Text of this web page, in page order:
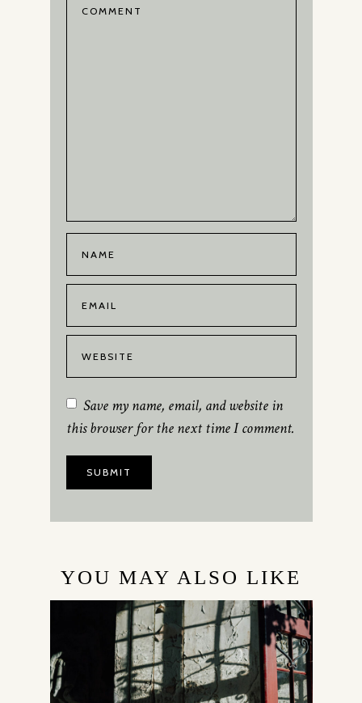
Save my name, email, and website in
this browser for the next time I comment.
YOU MAY ALSO LIKE